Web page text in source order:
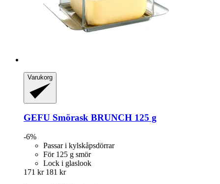
Varukorg
GEFU Smörask BRUNCH 125 g
-6%
Passar i kylskåpsdörrar
För 125 g smör
Lock i glaslook
171 kr 181 kr